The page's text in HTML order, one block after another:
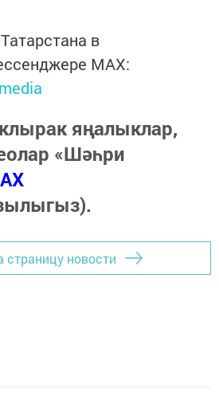
в
MАХ:
яңалыклар,
«Шәһри
страницу новости